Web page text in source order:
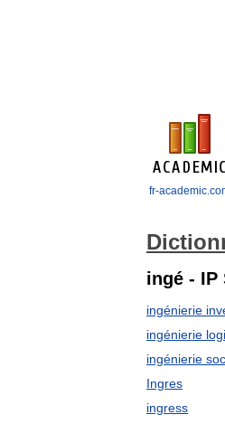
fr-
ingé - IP
ingénierie
ingénierie
ingénierie
Ingres
ingress